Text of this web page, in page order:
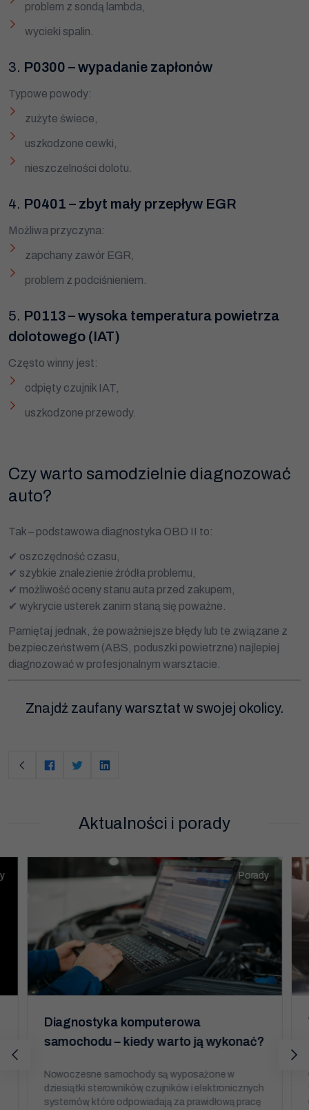
problem z sondą lambda,
wycieki spalin.
3. P0300 – wypadanie zapłonów
Typowe powody:
zużyte świece,
uszkodzone cewki,
nieszczelności dolotu.
4. P0401 – zbyt mały przepływ EGR
Możliwa przyczyna:
zapchany zawór EGR,
problem z podciśnieniem.
5. P0113 – wysoka temperatura powietrza
dolotowego (IAT)
Często winny jest:
odpięty czujnik IAT,
uszkodzone przewody.
Czy warto samodzielnie diagnozować
auto?
Tak – podstawowa diagnostyka OBD II to:
✔ oszczędność czasu,
✔ szybkie znalezienie źródła problemu,
✔ możliwość oceny stanu auta przed zakupem,
✔ wykrycie usterek zanim staną się poważne.
Pamiętaj jednak, że poważniejsze błędy lub te związane z
bezpieczeństwem (ABS, poduszki powietrzne) najlepiej
diagnozować w profesjonalnym warsztacie.
Znajdź zaufany warsztat w swojej okolicy.
Aktualności i porady
Porady
Diagnostyka komputerowa
samochodu – kiedy warto ją wykonać?
Nowoczesne samochody są wyposażone w
dziesiątki sterowników, czujników i elektronicznych
systemów, które odpowiadają za prawidłową pracę
Dziękujemy!
Już niebawem nasz konsultant skontaktuje się z Tobą.
Statystyka
Abyśmy mogli
strony
internetowej,
Doświadczenie
internetowa
działała jak
najlepiej podczas
twojego przejścia
funkcje znikną ze
strony
podczas
odwiedzania naszej
zobaczenie
spersonalizowanych
treści i ofert.